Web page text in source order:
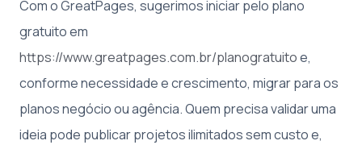
Com o GreatPages, sugerimos iniciar pelo plano
gratuito em
https://www.greatpages.com.br/planogratuitoe,
conforme necessidade e crescimento, migrar para os
planos negócio ou agência. Quem precisa validar uma
ideia pode publicar projetos ilimitados sem custo e,